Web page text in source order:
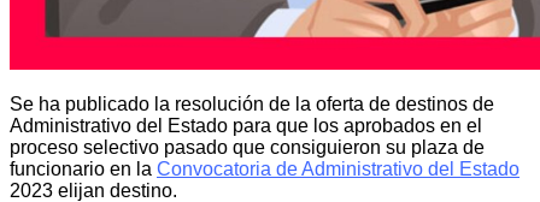
Se ha publicado la resolución de la oferta de destinos de
Administrativo del Estado para que los aprobados en el
proceso selectivo pasado que consiguieron su plaza de
funcionario en la Convocatoria de Administrativo del Estado
2023 elijan destino.